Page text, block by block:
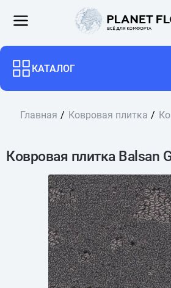
КАТАЛОГ
Главная Ковровая плитка
Ковровая плитка Balsan